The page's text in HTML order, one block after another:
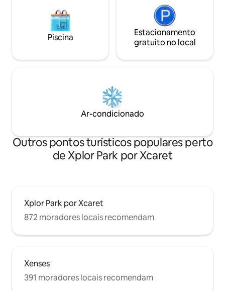
Piscina
Estacionamento
gratuito no local
Ar-condicionado
Outros pontos turísticos populares perto
de Xplor Park por Xcaret
Xplor Park por Xcaret
872 moradores locais recomendam
Xenses
391 moradores locais recomendam